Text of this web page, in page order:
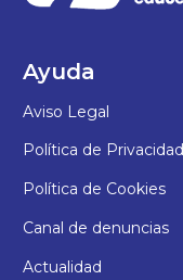
Ayuda
Aviso Legal
Política de Privacidad
Política de Cookies
Canal de denuncias
Actualidad